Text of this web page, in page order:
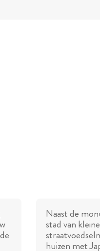
Naast de
stad van
huizen met